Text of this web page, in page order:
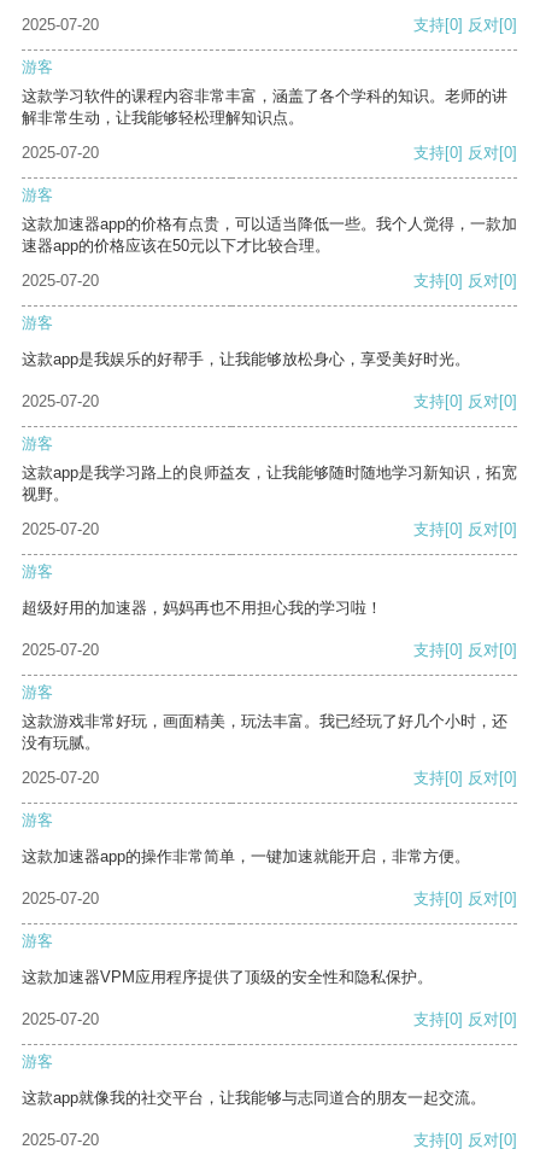
2025-07-20 支持[0] 反对[0]
游客
这款学习软件的课程内容非常丰富，涵盖了各个学科的知识。老师的讲
解非常生动，让我能够轻松理解知识点。
2025-07-20
支持[0] 反对[0]
游客
这款加速器app的价格有点贵，可以适当降低一些。我个人觉得，一款加
速器app的价格应该在50元以下才比较合理。
2025-07-20
支持[0] 反对[0]
游客
这款app是我娱乐的好帮手，让我能够放松身心，享受美好时光。
2025-07-20 支持[0] 反对[0]
游客
这款app是我学习路上的良师益友，让我能够随时随地学习新知识，拓宽
视野。
2025-07-20
支持[0] 反对[0]
游客
超级好用的加速器，妈妈再也不用担心我的学习啦！
2025-07-20 支持[0] 反对[0]
游客
这款游戏非常好玩，画面精美，玩法丰富。我已经玩了好几个小时，还
没有玩腻。
2025-07-20
支持[0] 反对[0]
游客
这款加速器app的操作非常简单，一键加速就能开启，非常方便。
2025-07-20 支持[0] 反对[0]
游客
这款加速器VPM应用程序提供了顶级的安全性和隐私保护。
2025-07-20 支持[0] 反对[0]
游客
这款app就像我的社交平台，让我能够与志同道合的朋友一起交流。
2025-07-20 支持[0] 反对[0]